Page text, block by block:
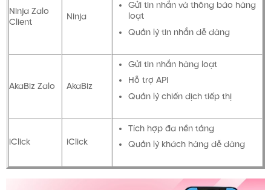
Ninja Zalo
Client
Ninja
Gửi tin nhắn và thông báo hàng
loạt
Quản lý tin nhắn dễ dàng
AkaBiz Zalo AkaBiz
Gửi tin nhắn hàng loạt
Hỗ trợ API
Quản lý chiến dịch tiếp thị
iClick iClick
Tích hợp đa nền tảng
Quản lý khách hàng dễ dàng